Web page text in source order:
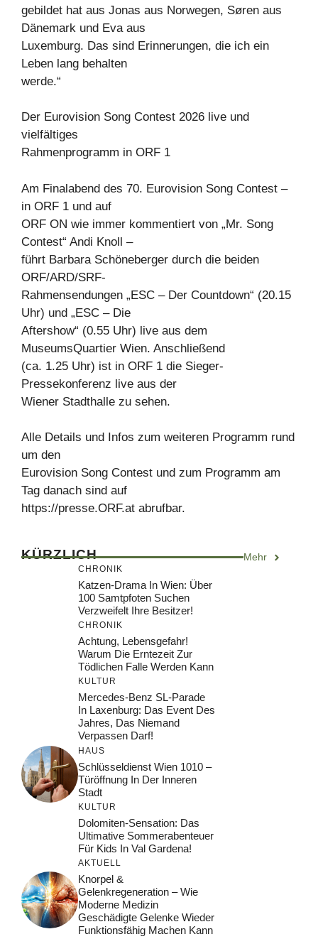
gebildet hat aus Jonas aus Norwegen, Søren aus
Dänemark und Eva aus
Luxemburg. Das sind Erinnerungen, die ich ein
Leben lang behalten
werde.“
Der Eurovision Song Contest 2026 live und
vielfältiges
Rahmenprogramm in ORF 1
Am Finalabend des 70. Eurovision Song Contest –
in ORF 1 und auf
ORF ON wie immer kommentiert von „Mr. Song
Contest“ Andi Knoll –
führt Barbara Schöneberger durch die beiden
ORF/ARD/SRF-
Rahmensendungen „ESC – Der Countdown“ (20.15
Uhr) und „ESC – Die
Aftershow“ (0.55 Uhr) live aus dem
MuseumsQuartier Wien. Anschließend
(ca. 1.25 Uhr) ist in ORF 1 die Sieger-
Pressekonferenz live aus der
Wiener Stadthalle zu sehen.
Alle Details und Infos zum weiteren Programm rund
um den
Eurovision Song Contest und zum Programm am
Tag danach sind auf
https://presse.ORF.at abrufbar.
KÜRZLICH Mehr
CHRONIK
Katzen-Drama In Wien: Über
100 Samtpfoten Suchen
Verzweifelt Ihre Besitzer!
CHRONIK
Achtung, Lebensgefahr!
Warum Die Erntezeit Zur
Tödlichen Falle Werden Kann
KULTUR
Mercedes-Benz SL-Parade
In Laxenburg: Das Event Des
Jahres, Das Niemand
Verpassen Darf!
HAUS
Schlüsseldienst Wien 1010 –
Türöffnung In Der Inneren
Stadt
KULTUR
Dolomiten-Sensation: Das
Ultimative Sommerabenteuer
Für Kids In Val Gardena!
AKTUELL
Knorpel &
Gelenkregeneration – Wie
Moderne Medizin
Geschädigte Gelenke Wieder
Funktionsfähig Machen Kann